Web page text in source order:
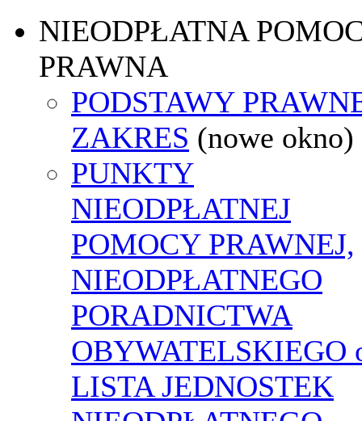
NIEODPŁATNA
PRAWNA
PODSTAWY
ZAKRES (nowe okno)
PUNKTY
NIEODPŁATNEJ
POMOCY PRAWNEJ,
NIEODPŁATNEGO
PORADNICTWA
OBYWATELSKIEGO
LISTA JEDNOSTEK